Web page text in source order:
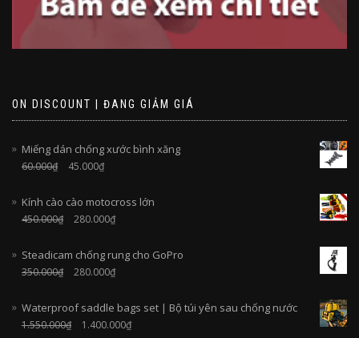
ON DISCOUNT | ĐANG GIẢM GIÁ
Miếng dán chống xước bình xăng
60.000₫ 45.000₫
Kính cào cào motocross lớn
450.000₫ 280.000₫
Steadicam chống rung cho GoPro
350.000₫ 280.000₫
Waterproof saddle bags set | Bộ túi yên sau chống nước
1.550.000₫ 1.400.000₫